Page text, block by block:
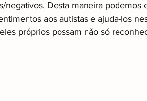
negativos. Desta maneira podemos
aos autistas e ajuda-los
próprios possam não só